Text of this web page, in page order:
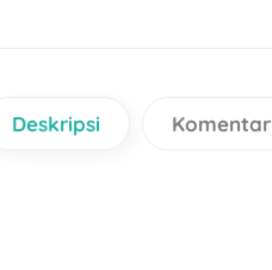
Deskripsi Komentar